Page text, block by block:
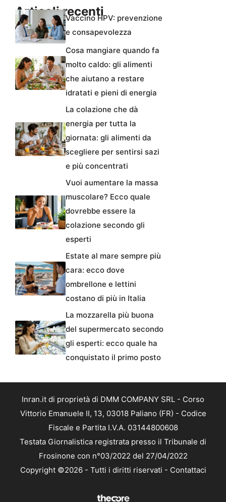
Articoli recentiVaccino HPV: prevenzione
e consapevolezza
Cosa mangiare quando fa
molto caldo: gli alimenti
che aiutano a restare
idratati e pieni di energia
La colazione che dà
energia per tutta la
giornata: gli alimenti da
scegliere per sentirsi sazi
e più concentrati
Vuoi aumentare la massa
muscolare? Ecco quale
dovrebbe essere la
colazione secondo gli
esperti
Estate al mare sempre più
cara: ecco dove
ombrellone e lettini
costano di più in Italia
La mozzarella più buona
del supermercato secondo
gli esperti: ecco quale ha
conquistato il primo posto
Inran.it di proprietà di DMM COMPANY SRL - Corso
Vittorio Emanuele II, 13, 03018 Paliano (FR) - Codice
Fiscale e Partita I.V.A. 03144800608
Testata Giornalistica registrata presso il Tribunale di
Frosinone con n°03/2022 del 27/04/2022
Copyright ©2026 - Tutti i diritti riservati - Contattaci